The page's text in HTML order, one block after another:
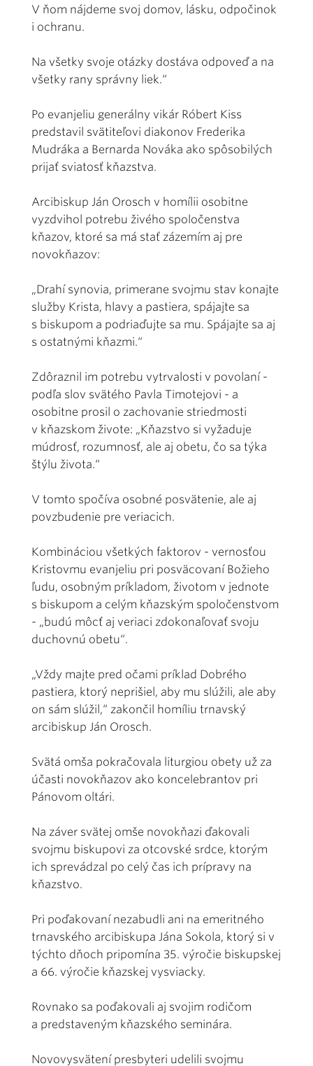
V ňom nájdeme svoj domov, lásku, odpočinok
i ochranu.
Na všetky svoje otázky dostáva odpoveď a na
všetky rany správny liek.“
Po evanjeliu generálny vikár Róbert Kiss
predstavil svätiteľovi diakonov Frederika
Mudráka a Bernarda Nováka ako spôsobilých
prijať sviatosť kňazstva.
Arcibiskup Ján Orosch v homílii osobitne
vyzdvihol potrebu živého spoločenstva
kňazov, ktoré sa má stať zázemím aj pre
novokňazov:
„Drahí synovia, primerane svojmu stav konajte
služby Krista, hlavy a pastiera, spájajte sa
s biskupom a podriaďujte sa mu. Spájajte sa aj
s ostatnými kňazmi.“
Zdôraznil im potrebu vytrvalosti v povolaní -
podľa slov svätého Pavla Timotejovi - a
osobitne prosil o zachovanie striedmosti
v kňazskom živote: „Kňazstvo si vyžaduje
múdrosť, rozumnosť, ale aj obetu, čo sa týka
štýlu života.“
V tomto spočíva osobné posvätenie, ale aj
povzbudenie pre veriacich.
Kombináciou všetkých faktorov - vernosťou
Kristovmu evanjeliu pri posväcovaní Božieho
ľudu, osobným príkladom, životom v jednote
s biskupom a celým kňazským spoločenstvom
- „budú môcť aj veriaci zdokonaľovať svoju
duchovnú obetu“.
„Vždy majte pred očami príklad Dobrého
pastiera, ktorý neprišiel, aby mu slúžili, ale aby
on sám slúžil,“ zakončil homíliu trnavský
arcibiskup Ján Orosch.
Svätá omša pokračovala liturgiou obety už za
účasti novokňazov ako koncelebrantov pri
Pánovom oltári.
Na záver svätej omše novokňazi ďakovali
svojmu biskupovi za otcovské srdce, ktorým
ich sprevádzal po celý čas ich prípravy na
kňazstvo.
Pri poďakovaní nezabudli ani na emeritného
trnavského arcibiskupa Jána Sokola, ktorý si v
týchto dňoch pripomína 35. výročie biskupskej
a 66. výročie kňazskej vysviacky.
Rovnako sa poďakovali aj svojim rodičom
a predstaveným kňazského seminára.
Novovysvätení presbyteri udelili svojmu